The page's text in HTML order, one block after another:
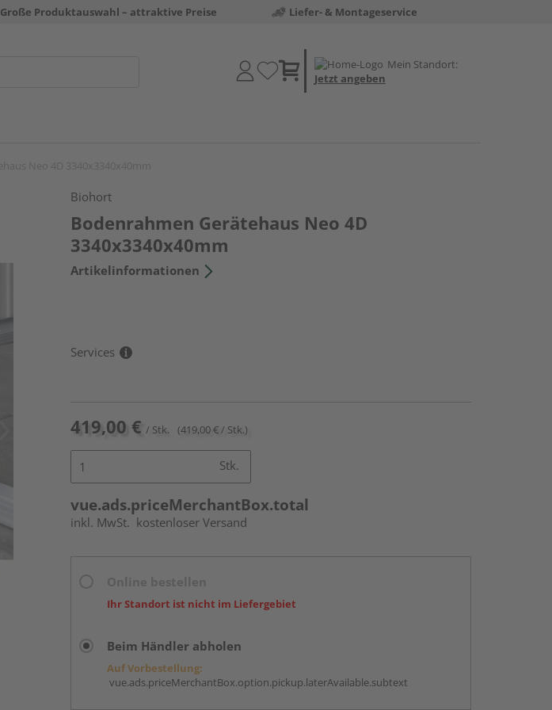
Große Produktauswahl – attraktive Preise Liefer- & Montageservice
Mein Standort:
Jetzt angeben
Biohort
Bodenrahmen Gerätehaus Neo 4D
3340x3340x40mm
Artikelinformationen
Services
419,00 € / Stk. (419,00 € / Stk.)
Stk.
vue.ads.priceMerchantBox.total
inkl. MwSt. kostenloser Versand
Ihr Standort ist nicht im Liefergebiet
Beim Händler abholen
Auf Vorbestellung:
vue.ads.priceMerchantBox.option.pickup.laterAvailable.subtext